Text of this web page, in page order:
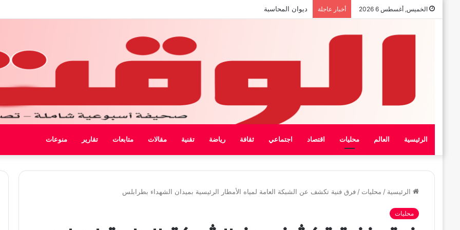
الخميس, أغسطس 6 2026 أخبار عاجلة بيان الإتحاد الوطنى العام لعمال ليبيا
الرئيسية العالم محليات اقتصاد اجتماعي ثقافة رياضة تقنية مقالات متابعات تقارير منوعات
الرئيسية / محليات / فرق فنية تكشف عن الشبكة العامة لمياه الأمطار الرئيسية بميدان الشهداء بطرابلس
محليات